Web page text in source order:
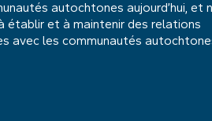
autochtones aujourd’hui, et
établir et à maintenir des relations
avec les communautés